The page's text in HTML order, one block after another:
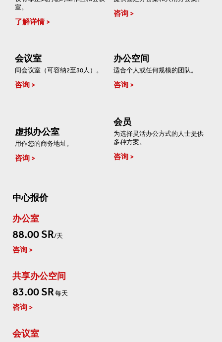
室。
了解详情
咨询
会议室
间会议室（可容纳2至30人）。
咨询
办公空间
适合个人或任何规模的团队。
咨询
虚拟办公室
用作您的商务地址。
咨询
会员
为选择灵活办公方式的人士提供
多种方案。
咨询
中心报价
办公室
88.00 SR/天
咨询
共享办公空间
83.00 SR每天
咨询
会议室